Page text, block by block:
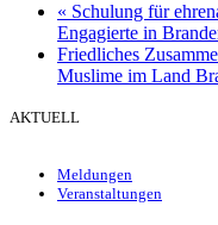
« Schulung für
Engagierte in
Friedliches
Muslime im Land
AKTUELL
Meldungen
Veranstaltungen